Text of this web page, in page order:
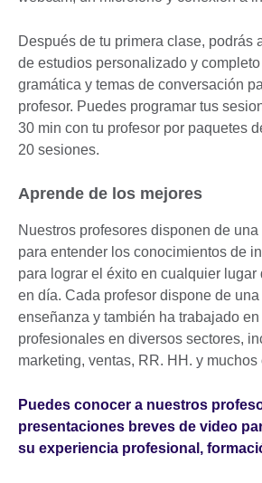
Después de tu primera clase, podrás
de estudios personalizado y
gramática y temas de conversación
profesor. Puedes programar tus
30 min con tu profesor por paquetes
20 sesiones.
Aprende de los mejores
Nuestros profesores disponen de
para entender los conocimientos de
para lograr el éxito en cualquier lugar
en día. Cada profesor dispone de
enseñanza y también ha trabajado
profesionales en diversos sectores,
marketing, ventas, RR. HH. y muchos
Puedes conocer a nuestros
presentaciones breves de video
su experiencia profesional,